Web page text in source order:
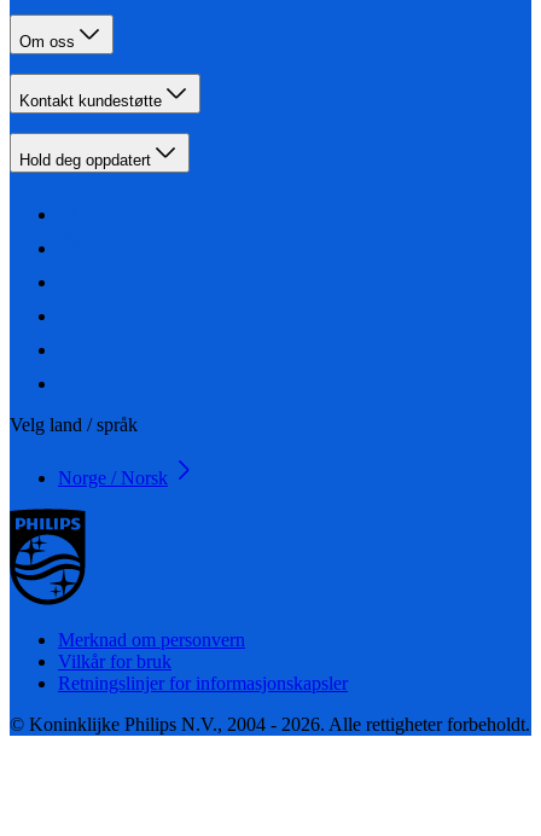
Om oss
Kontakt kundestøtte
Hold deg oppdatert
Velg land / språk
Norge / Norsk
Merknad om personvern
Vilkår for bruk
Retningslinjer for informasjonskapsler
© Koninklijke Philips N.V., 2004 - 2026. Alle rettigheter forbeholdt.